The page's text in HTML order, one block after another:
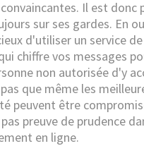
Il est donc
sur ses gardes. En
d'utiliser un service
chiffre vos messages
non autorisée d'y
que même les
peuvent être
preuve de prudence
en ligne.